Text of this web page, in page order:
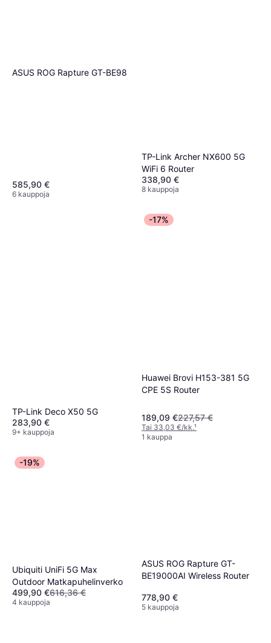
ASUS ROG Rapture GT-BE98
585,90 €
6 kauppoja
TP-Link Archer NX600 5G
WiFi 6 Router
338,90 €
8 kauppoja
TP-Link Deco X50 5G
283,90 €
9+ kauppoja
-17%
Huawei Brovi H153-381 5G
CPE 5S Router
189,09 €227,57 €
Tai 33,03 €/kk.¹
1 kauppa
-19%
Ubiquiti UniFi 5G Max
Outdoor Matkapuhelinverko
499,90 €616,36 €
4 kauppoja
ASUS ROG Rapture GT-
BE19000AI Wireless Router
778,90 €
5 kauppoja